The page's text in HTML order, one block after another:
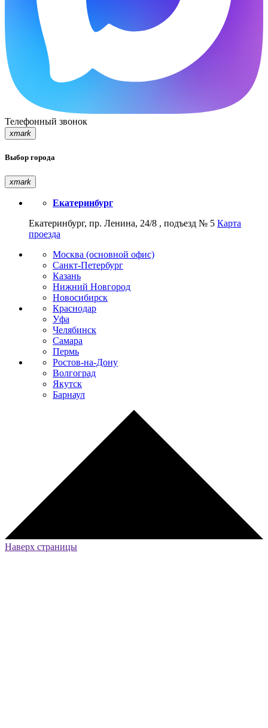
Телефонный звонок
xmark
Выбор города
xmark
Екатеринбург
Екатеринбург, пр. Ленина, 24/8 , подъезд № 5 Карта
проезда
Москва (основной офис)
Санкт-Петербург
Казань
Нижний Новгород
Новосибирск
Краснодар
Уфа
Челябинск
Самара
Пермь
Ростов-на-Дону
Волгоград
Якутск
Барнаул
Наверх страницы